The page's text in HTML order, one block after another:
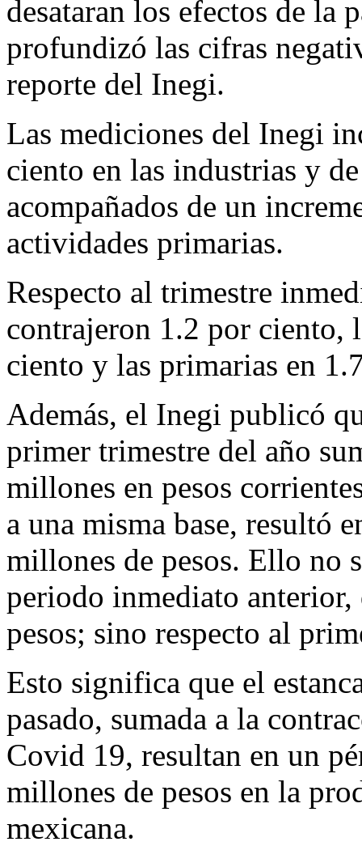
desataran los efectos de la
profundizó las cifras
reporte del Inegi.
Las mediciones del Inegi
ciento en las industrias y
acompañados de un
actividades primarias.
Respecto al trimestre
contrajeron 1.2 por ciento,
ciento y las primarias en
Además, el Inegi publicó
primer trimestre del año
millones en pesos
a una misma base, resultó
millones de pesos. Ello no
periodo inmediato
pesos; sino respecto al
Esto significa que el
pasado, sumada a la
Covid 19, resultan en un
millones de pesos en la
mexicana.